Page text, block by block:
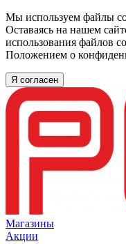
Мы используем файлы
Оставаясь на нашем
использования файлов
Положением о
Я согласен
Магазины
Акции